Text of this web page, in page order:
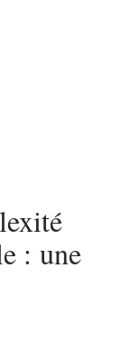
: une